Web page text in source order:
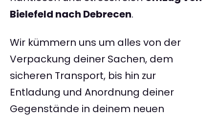
Bielefeld nach Debrecen.
Wir kümmern uns um alles von der
Verpackung deiner Sachen, dem
sicheren Transport, bis hin zur
Entladung und Anordnung deiner
Gegenstände in deinem neuen